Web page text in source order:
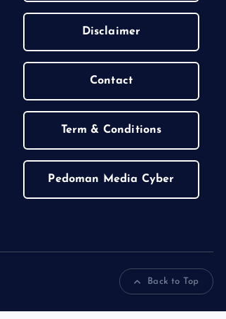
Disclaimer
Contact
Term & Conditions
Pedoman Media Cyber
Back to Top